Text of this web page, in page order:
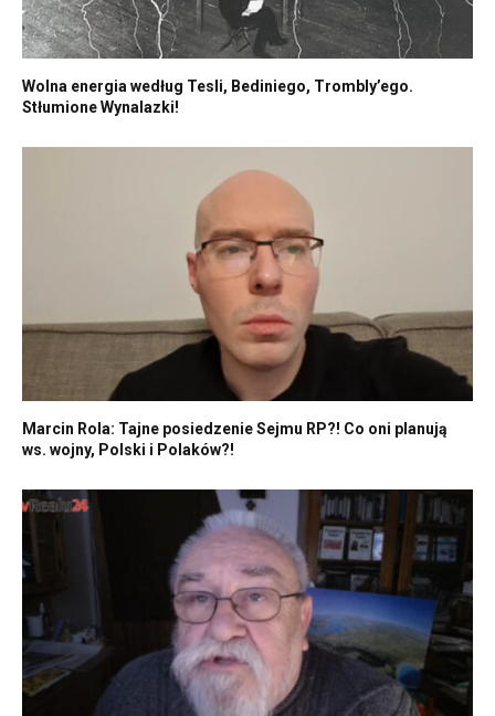
Wolna energia według Tesli, Bediniego, Trombly’ego.
Stłumione Wynalazki!
Marcin Rola: Tajne posiedzenie Sejmu RP?! Co oni planują
ws. wojny, Polski i Polaków?!